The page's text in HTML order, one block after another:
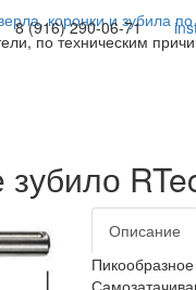
8 (916) 290-06-71
коронки и зубила
по техническим
Описание